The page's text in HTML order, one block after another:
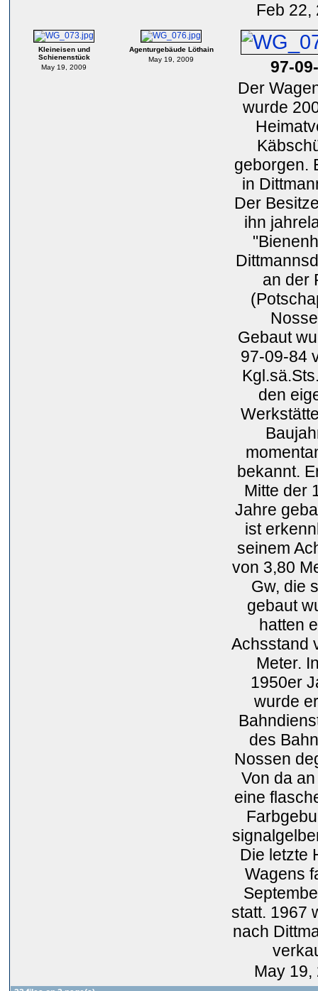
Feb 22,
Kleineisen und
Schienenstück
May 19, 2009
Agenturgebäude Löthain
May 19, 2009
97-
Der
wurde
geborgen.
in
Der
ihn
an der
Gebaut
97-09-84
den
bekannt.
Mitte der
Jahre
ist
seinem
von 3,80
Gw, die
gebaut
hatten
Achsstand
Meter.
1950er
wurde
des
Nossen
Von da
eine
Die letzte
Wagens
statt. 1967
nach
May 19,